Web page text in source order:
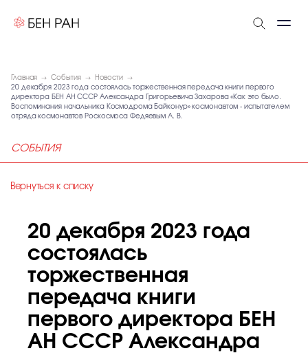
Главная События
Новости
20 декабря 2023 года состоялась торжественная передача книги первого
директора БЕН АН СССР Александра Григорьевича Захарова «Как это было.
Воспоминания начальника Космодрома Байконур» космонавтом - испытателем
отряда космонавтов Роскосмоса Федяевым А. В.
СОБЫТИЯ
Вернуться к списку
20 декабря 2023 года
состоялась
торжественная
передача книги
первого директора БЕН
АН СССР Александра